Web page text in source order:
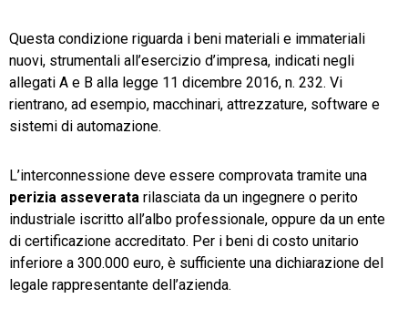
Questa condizione riguarda i beni materiali e immateriali
nuovi, strumentali all’esercizio d’impresa, indicati negli
allegati A e B alla legge 11 dicembre 2016, n. 232. Vi
rientrano, ad esempio, macchinari, attrezzature, software e
sistemi di automazione.
L’interconnessione deve essere comprovata tramite una
perizia asseverata rilasciata da un ingegnere o perito
industriale iscritto all’albo professionale, oppure da un ente
di certificazione accreditato. Per i beni di costo unitario
inferiore a 300.000 euro, è sufficiente una dichiarazione del
legale rappresentante dell’azienda.